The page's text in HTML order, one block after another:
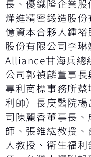
長、優織隆企業
燁進精密鍛造股
億資本合夥人鍾
股份有限公司李
Alliance甘海兵總
公司郭禎麟董事
專利商標事務所
利師）長庚醫院
司陳麗香董事長
師、張維紘教授
人教授、衛生福